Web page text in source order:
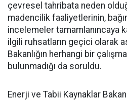
çevresel tahribata neden
madencilik faaliyetlerinin,
incelemeler tamamlanıncaya
ilgili ruhsatların geçici olarak
Bakanlığın herhangi bir
bulunmadığı da soruldu.
Enerji ve Tabii Kaynaklar